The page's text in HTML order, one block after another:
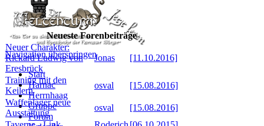
Navigation überspringen
Start
Harnac
Herrnhaag
Gruppe
Forum
Neueste Forenbeiträge
Neuer Charakter:
Rickard Ludwig von
Eresbrück
Jonas [11.10.2016]
Training mit den
Keilern
osval
[15.08.2016]
Waffenlager neue
Ausstattung
osval
[15.08.2016]